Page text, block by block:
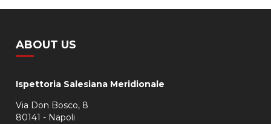
ABOUT US
Ispettoria Salesiana Meridionale
Via Don Bosco, 8
80141 - Napoli